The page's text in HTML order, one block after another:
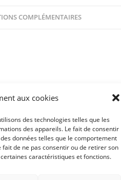
aux cookies
des technologies telles que les
des appareils. Le fait de consentir
données telles que le comportement
fait de ne pas consentir ou de retirer son
caractéristiques et fonctions.
COMPLÉMENTAIRES